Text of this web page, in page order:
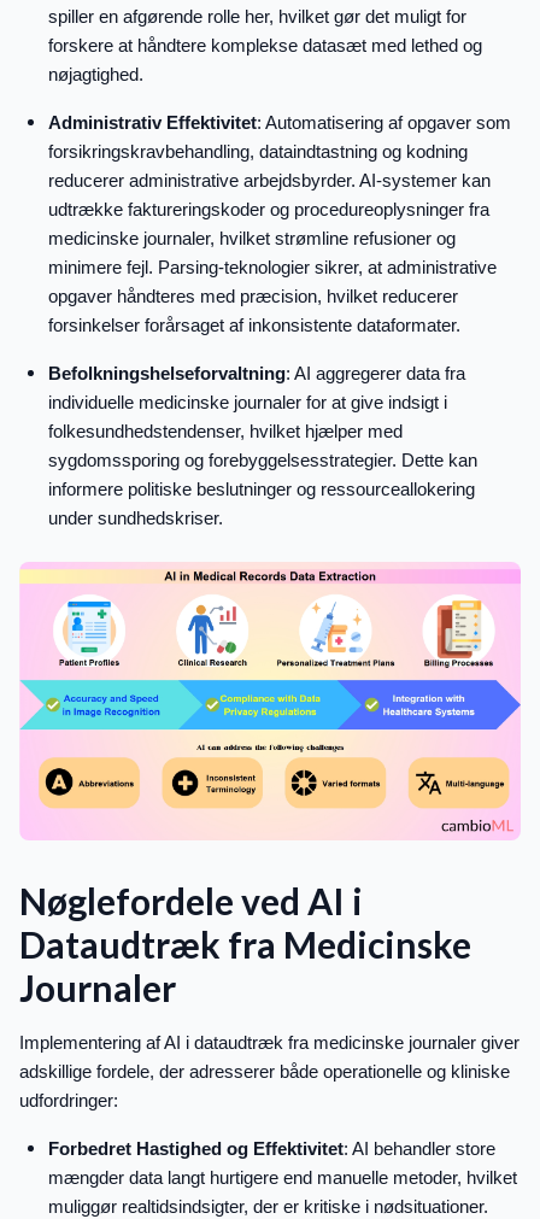
spiller en afgørende rolle her, hvilket gør det muligt for
forskere at håndtere komplekse datasæt med lethed og
nøjagtighed.
Administrativ Effektivitet: Automatisering af opgaver som
forsikringskravbehandling, dataindtastning og kodning
reducerer administrative arbejdsbyrder. AI-systemer kan
udtrække faktureringskoder og procedureoplysninger fra
medicinske journaler, hvilket strømline refusioner og
minimere fejl. Parsing-teknologier sikrer, at administrative
opgaver håndteres med præcision, hvilket reducerer
forsinkelser forårsaget af inkonsistente dataformater.
Befolkningshelseforvaltning: AI aggregerer data fra
individuelle medicinske journaler for at give indsigt i
folkesundhedstendenser, hvilket hjælper med
sygdomssporing og forebyggelsesstrategier. Dette kan
informere politiske beslutninger og ressourceallokering
under sundhedskriser.
Nøglefordele ved AI i
Dataudtræk fra Medicinske
Journaler
Implementering af AI i dataudtræk fra medicinske journaler giver
adskillige fordele, der adresserer både operationelle og kliniske
udfordringer:
Forbedret Hastighed og Effektivitet: AI behandler store
mængder data langt hurtigere end manuelle metoder, hvilket
muliggør realtidsindsigter, der er kritiske i nødsituationer.